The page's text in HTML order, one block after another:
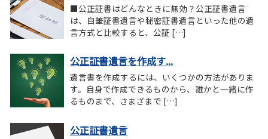
■公正証書はどんなときに無効？公正証書遺言
は、自筆証書遺言や秘密証書遺言といった他の遺
言方式と比較すると、公証 […]
公正証書遺言を作成す...
遺言書を作成するには、いくつかの方法がありま
す。自身で作成できるものから、誰かと一緒に作
るものまで、さまざまで […]
公正証書遺言